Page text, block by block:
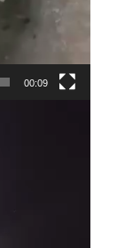
00:09